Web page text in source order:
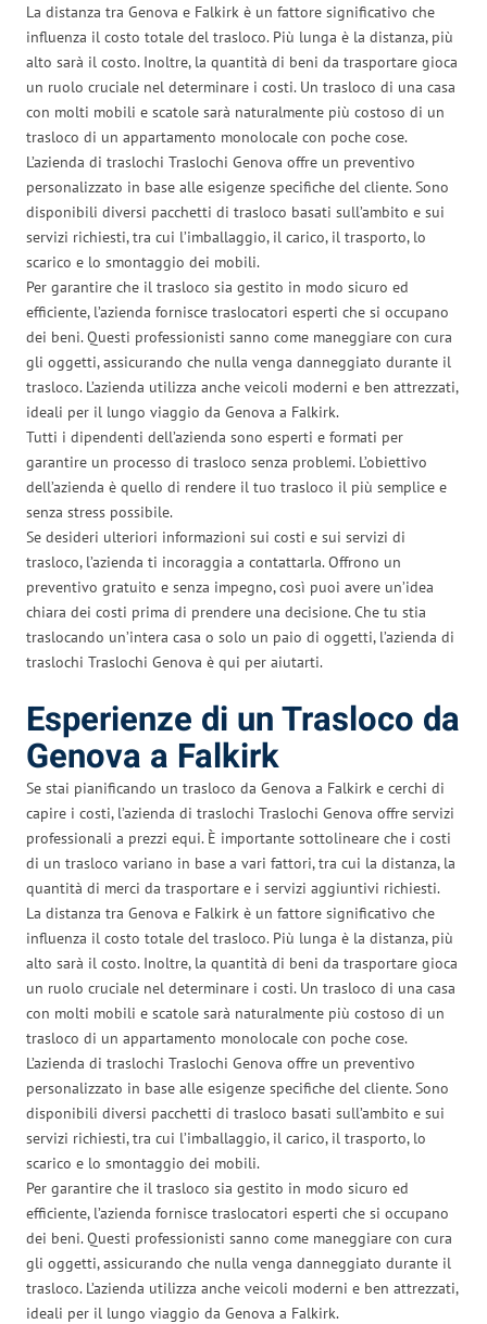
La distanza tra Genova e Falkirk è un fattore significativo che
influenza il costo totale del trasloco. Più lunga è la distanza, più
alto sarà il costo. Inoltre, la quantità di beni da trasportare gioca
un ruolo cruciale nel determinare i costi. Un trasloco di una casa
con molti mobili e scatole sarà naturalmente più costoso di un
trasloco di un appartamento monolocale con poche cose.
L’azienda di traslochi Traslochi Genova offre un preventivo
personalizzato in base alle esigenze specifiche del cliente. Sono
disponibili diversi pacchetti di trasloco basati sull’ambito e sui
servizi richiesti, tra cui l’imballaggio, il carico, il trasporto, lo
scarico e lo smontaggio dei mobili.
Per garantire che il trasloco sia gestito in modo sicuro ed
efficiente, l’azienda fornisce traslocatori esperti che si occupano
dei beni. Questi professionisti sanno come maneggiare con cura
gli oggetti, assicurando che nulla venga danneggiato durante il
trasloco. L’azienda utilizza anche veicoli moderni e ben attrezzati,
ideali per il lungo viaggio da Genova a Falkirk.
Tutti i dipendenti dell’azienda sono esperti e formati per
garantire un processo di trasloco senza problemi. L’obiettivo
dell’azienda è quello di rendere il tuo trasloco il più semplice e
senza stress possibile.
Se desideri ulteriori informazioni sui costi e sui servizi di
trasloco, l’azienda ti incoraggia a contattarla. Offrono un
preventivo gratuito e senza impegno, così puoi avere un’idea
chiara dei costi prima di prendere una decisione. Che tu stia
traslocando un’intera casa o solo un paio di oggetti, l’azienda di
traslochi Traslochi Genova è qui per aiutarti.
Esperienze di un Trasloco da
Genova a Falkirk
Se stai pianificando un trasloco da Genova a Falkirk e cerchi di
capire i costi, l’azienda di traslochi Traslochi Genova offre servizi
professionali a prezzi equi. È importante sottolineare che i costi
di un trasloco variano in base a vari fattori, tra cui la distanza, la
quantità di merci da trasportare e i servizi aggiuntivi richiesti.
La distanza tra Genova e Falkirk è un fattore significativo che
influenza il costo totale del trasloco. Più lunga è la distanza, più
alto sarà il costo. Inoltre, la quantità di beni da trasportare gioca
un ruolo cruciale nel determinare i costi. Un trasloco di una casa
con molti mobili e scatole sarà naturalmente più costoso di un
trasloco di un appartamento monolocale con poche cose.
L’azienda di traslochi Traslochi Genova offre un preventivo
personalizzato in base alle esigenze specifiche del cliente. Sono
disponibili diversi pacchetti di trasloco basati sull’ambito e sui
servizi richiesti, tra cui l’imballaggio, il carico, il trasporto, lo
scarico e lo smontaggio dei mobili.
Per garantire che il trasloco sia gestito in modo sicuro ed
efficiente, l’azienda fornisce traslocatori esperti che si occupano
dei beni. Questi professionisti sanno come maneggiare con cura
gli oggetti, assicurando che nulla venga danneggiato durante il
trasloco. L’azienda utilizza anche veicoli moderni e ben attrezzati,
ideali per il lungo viaggio da Genova a Falkirk.